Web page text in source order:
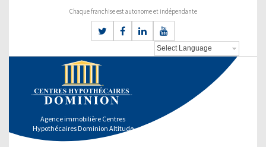
Chaque franchise est autonome et indépendante
Agence immobilière Centres
Hypothécaires Dominion Altitude